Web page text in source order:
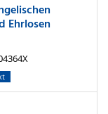
Ehrlosen